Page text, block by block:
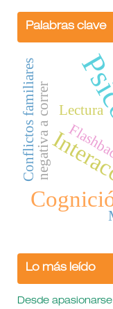
Palabras clave
negativa a correr Lectura
Conflictos familiares
Lo más leído
Desde